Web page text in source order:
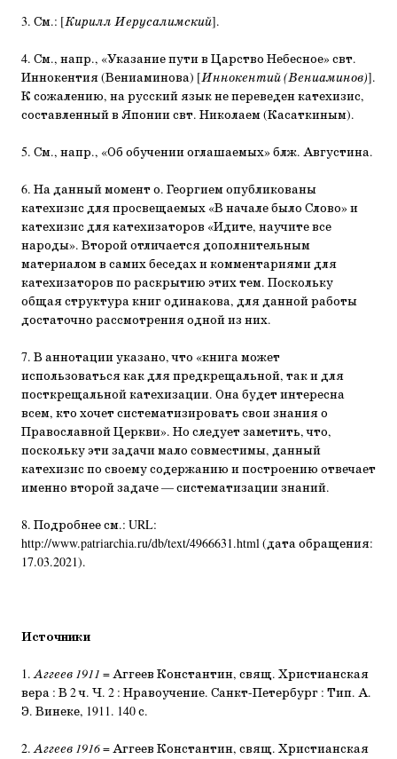
3. См.: [Кирилл Иерусалимский].
4. См., напр., «Указание пути в Царство Небесное» свт.
Иннокентия (Вениаминова) [Иннокентий (Вениаминов)].
К сожалению, на русский язык не переведен катехизис,
составленный в Японии свт. Николаем (Касаткиным).
5. См., напр., «Об обучении оглашаемых» блж. Августина.
6. На данный момент о. Георгием опубликованы
катехизис для просвещаемых «В начале было Слово» и
катехизис для катехизаторов «Идите, научите все
народы». Второй отличается дополнительным
материалом в самих беседах и комментариями для
катехизаторов по раскрытию этих тем. Поскольку
общая структура книг одинакова, для данной работы
достаточно рассмотрения одной из них.
7. В аннотации указано, что «книга может
использоваться как для предкрещальной, так и для
посткрещальной катехизации. Она будет интересна
всем, кто хочет систематизировать свои знания о
Православной Церкви». Но следует заметить, что,
поскольку эти задачи мало совместимы, данный
катехизис по своему содержанию и построению отвечает
именно второй задаче — систематизации знаний.
8. Подробнее см.: URL:
http://www.patriarchia.ru/db/text/4966631.html (дата обращения:
17.03.2021).
Источники
1.Аггеев 1911 = Аггеев Константин, свящ. Христианская
вера : В 2 ч. Ч. 2 : Нравоучение. Санкт-Петербург : Тип. А.
Э. Винеке, 1911. 140 с.
2.Аггеев 1916= Аггеев Константин, свящ. Христианская